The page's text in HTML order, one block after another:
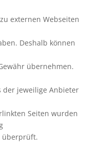
externen Webseiten
Deshalb können
übernehmen.
der jeweilige Anbieter
Seiten wurden
überprüft.